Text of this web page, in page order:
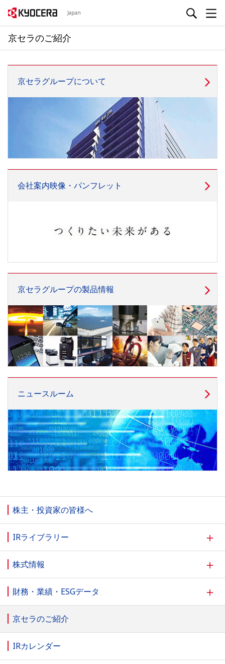
Japan
京セラのご紹介
京セラグループについて
会社案内映像・パンフレット
京セラグループの製品情報
ニュースルーム
株主・投資家の皆様へ
IRライブラリー ＋
株式情報 ＋
財務・業績・ESGデータ ＋
京セラのご紹介
IRカレンダー